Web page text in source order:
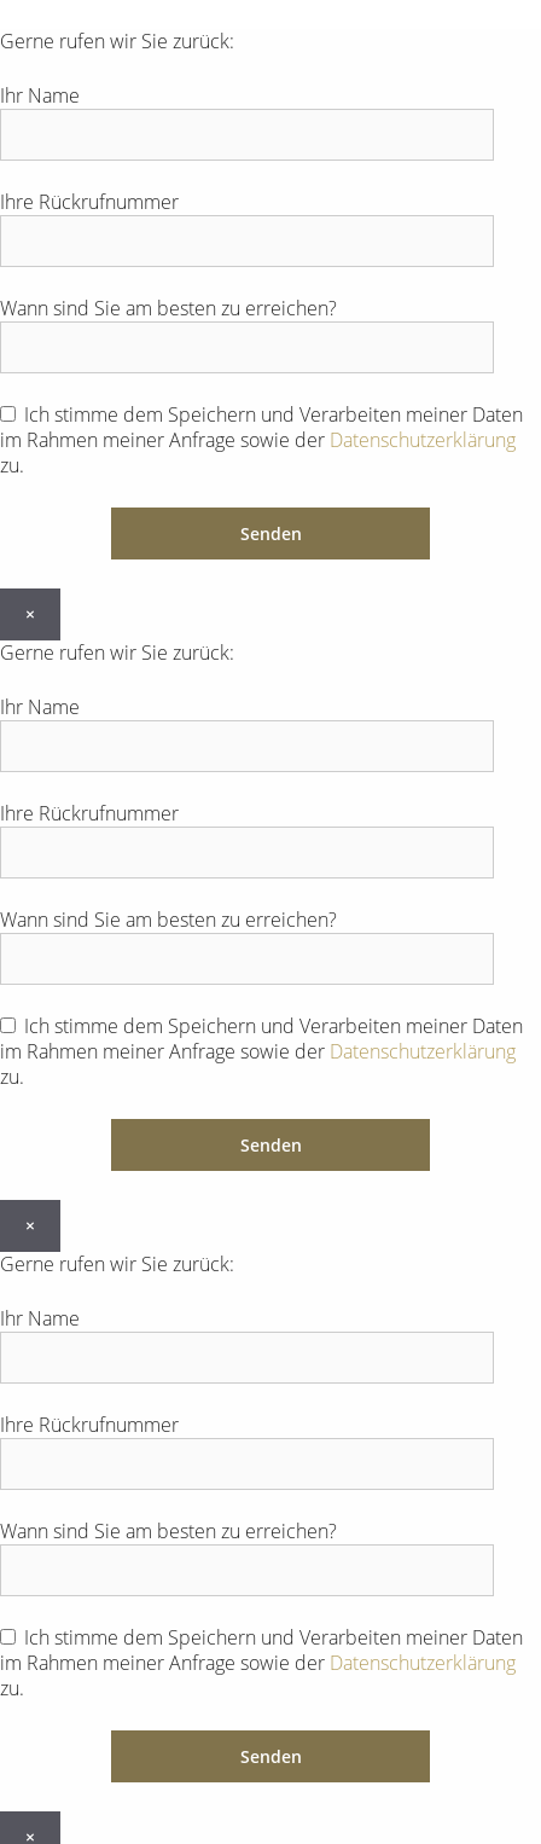
Gerne rufen wir Sie zurück:
Ihr Name
Ihre Rückrufnummer
Wann sind Sie am besten zu erreichen?
Ich stimme dem Speichern und Verarbeiten meiner Daten
im Rahmen meiner Anfrage sowie der Datenschutzerklärung
zu.
×
Gerne rufen wir Sie zurück:
Ihr Name
Ihre Rückrufnummer
Wann sind Sie am besten zu erreichen?
Ich stimme dem Speichern und Verarbeiten meiner Daten
im Rahmen meiner Anfrage sowie der Datenschutzerklärung
zu.
×
Gerne rufen wir Sie zurück:
Ihr Name
Ihre Rückrufnummer
Wann sind Sie am besten zu erreichen?
Ich stimme dem Speichern und Verarbeiten meiner Daten
im Rahmen meiner Anfrage sowie der Datenschutzerklärung
zu.
×